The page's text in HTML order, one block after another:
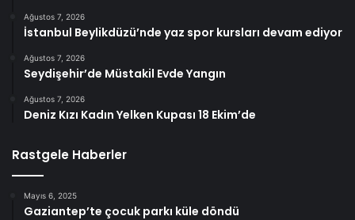
Ağustos 7, 2026
İstanbul Beylikdüzü’nde yaz spor kursları devam ediyor
Ağustos 7, 2026
Seydişehir’de Müstakil Evde Yangın
Ağustos 7, 2026
Deniz Kızı Kadın Yelken Kupası 18 Ekim’de
Rastgele Haberler
Mayıs 6, 2025
Gaziantep’te çocuk parkı küle döndü